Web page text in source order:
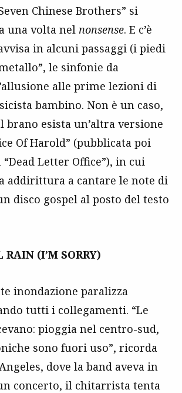
Chinese Brothers” si
una volta nel nonsense. E c’è
in alcuni passaggi (i piedi
le sinfonie da
alle prime lezioni di
bambino. Non è un caso,
brano esista un’altra versione
Of Harold” (pubblicata poi
Letter Office”), in cui
addirittura a cantare le note di
disco gospel al posto del testo
RAIN (I’M SORRY)
inondazione paralizza
tutti i collegamenti. “Le
pioggia nel centro-sud,
sono fuori uso”, ricorda
dove la band aveva in
concerto, il chitarrista tenta